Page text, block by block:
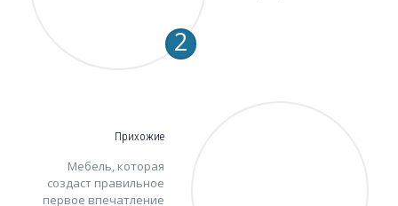
2
Прихожие
Мебель, которая
создаст правильное
первое впечатление